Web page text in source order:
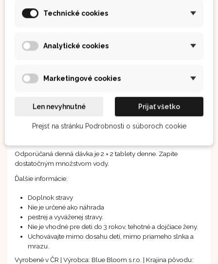
Spôsob prípravy
Odporúčaná denná dávka je 2 × 2 tablety denne. Zapite
dostatočným množstvom vody.
Ďalšie informácie:
Doplnok stravy
Nie je určené ako náhrada
pestrej a vyváženej stravy.
Nie je vhodné pre deti do 3 rokov, tehotné a dojčiace ženy.
Uchovávajte mimo dosahu detí, mimo priameho slnka a
mrazu.
Vyrobené v ČR | Výrobca: Blue Bloom s.r.o. | Krajina pôvodu:
Technické cookies
Analytické cookies
Marketingové cookies
Len nevyhnutné Prijať všetko
Prejsť na stránku Podrobnosti o súboroch cookie